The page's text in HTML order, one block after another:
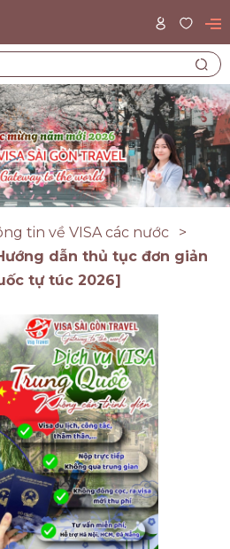
tin về VISA các nước
dẫn thủ tục đơn giản
tự túc 2026]